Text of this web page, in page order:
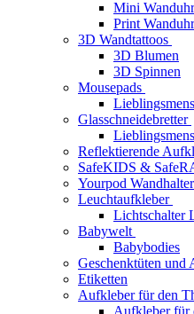
Mini
Print
3D Wandtattoos
3D Blumen
3D Spinnen
Mousepads
Glasschneidebretter
Reflektierende
SafeKIDS &
Yourpod
Leuchtaufkleber
Lichtschalter
Babywelt
Babybodies
Geschenktüten und
Etiketten
Aufkleber für den
Aufkleber für